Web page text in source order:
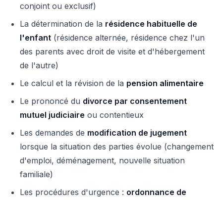
conjoint ou exclusif)
La détermination de la résidence habituelle de
l'enfant (résidence alternée, résidence chez l'un
des parents avec droit de visite et d'hébergement
de l'autre)
Le calcul et la révision de la pension alimentaire
Le prononcé du divorce par consentement
mutuel judiciaire ou contentieux
Les demandes de modification de jugement
lorsque la situation des parties évolue (changement
d'emploi, déménagement, nouvelle situation
familiale)
Les procédures d'urgence : ordonnance de